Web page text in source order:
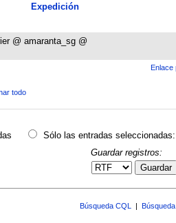
Expedición
@ amaranta_sg @
Enlace
todo
Sólo las entradas seleccionadas:
Guardar registros:
Guardar
Búsqueda CQL